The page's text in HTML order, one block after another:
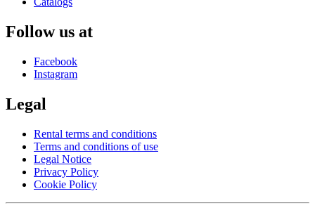
Follow us at
Facebook
Instagram
Legal
Rental terms and conditions
Terms and conditions of use
Legal Notice
Privacy Policy
Cookie Policy